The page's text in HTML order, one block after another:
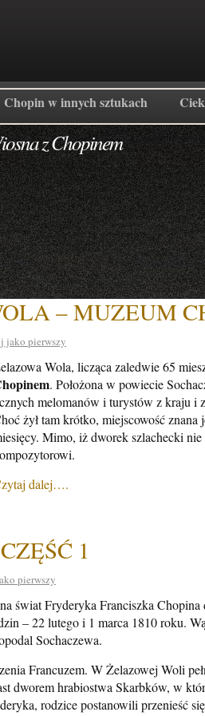
Chopin w innych sztukach
z Chopinem
– MUZEUM
jako pierwszy
Wola, licząca zaledwie 65
. Położona w powiecie
melomanów i turystów z kraju i
żył tam krótko, miejscowość
Mimo, iż dworek szlachecki
dalej….
1
pierwszy
świat Fryderyka Franciszka
– 22 lutego i 1 marca 1810 roku.
Sochaczewa.
Francuzem. W Żelazowej Woli
dworem hrabiostwa Skarbków, w
rodzice postanowili przenieść